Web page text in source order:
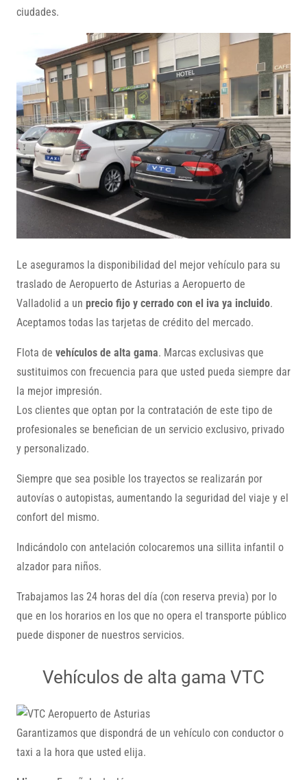
ciudades.
Le aseguramos la disponibilidad del mejor vehículo para su
traslado de Aeropuerto de Asturias a Aeropuerto de
Valladolid a un precio fijo y cerrado con el iva ya incluido.
Aceptamos todas las tarjetas de crédito del mercado.
Flota de vehículos de alta gama. Marcas exclusivas que
sustituimos con frecuencia para que usted pueda siempre dar
la mejor impresión.
Los clientes que optan por la contratación de este tipo de
profesionales se benefician de un servicio exclusivo, privado
y personalizado.
Siempre que sea posible los trayectos se realizarán por
autovías o autopistas, aumentando la seguridad del viaje y el
confort del mismo.
Indicándolo con antelación colocaremos una sillita infantil o
alzador para niños.
Trabajamos las 24 horas del día (con reserva previa) por lo
que en los horarios en los que no opera el transporte público
puede disponer de nuestros servicios.
Vehículos de alta gama VTC
Garantizamos que dispondrá de un vehículo con conductor o
taxi a la hora que usted elija.